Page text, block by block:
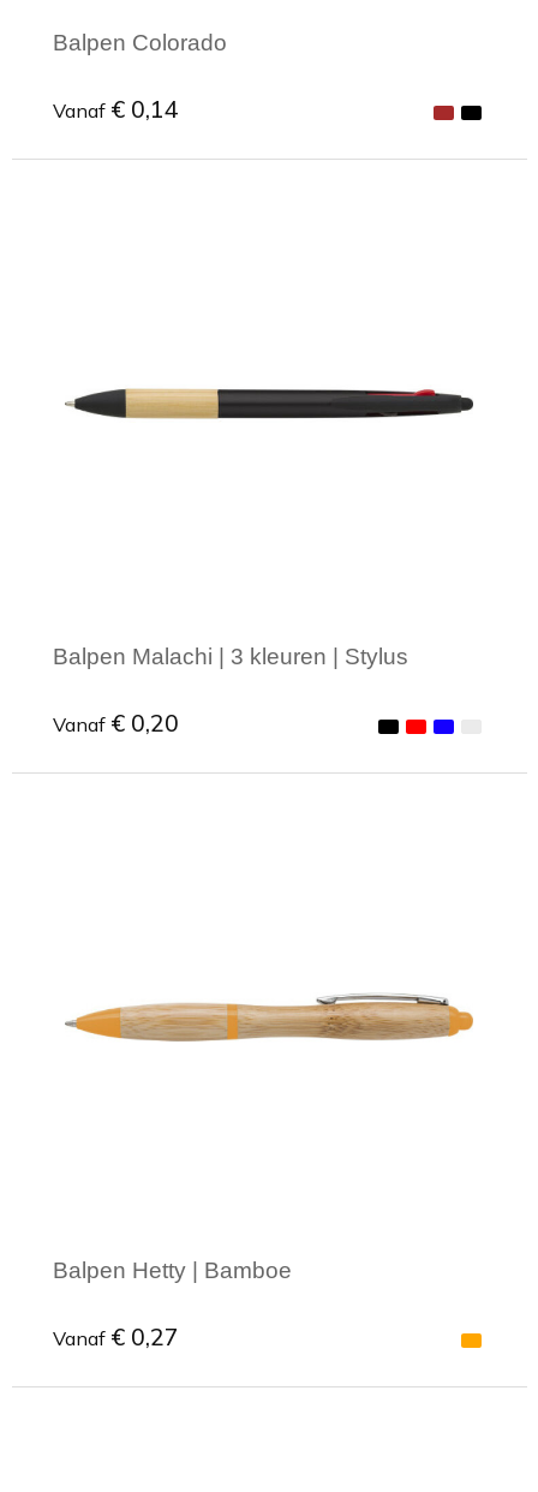
Balpen Colorado
Vanaf € 0,14
Balpen Malachi | 3 kleuren | Stylus
Vanaf € 0,20
Balpen Hetty | Bamboe
Vanaf € 0,27